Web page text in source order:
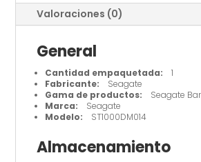
Valoraciones (0)
General
Cantidad empaquetada: 1
Fabricante: Seagate
Gama de productos: Seagate
Marca: Seagate
Modelo: ST1000DM014
Almacenamiento